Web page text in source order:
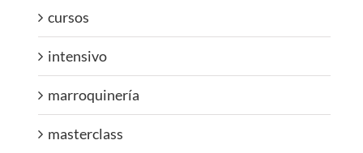
cursos
intensivo
marroquinería
masterclass